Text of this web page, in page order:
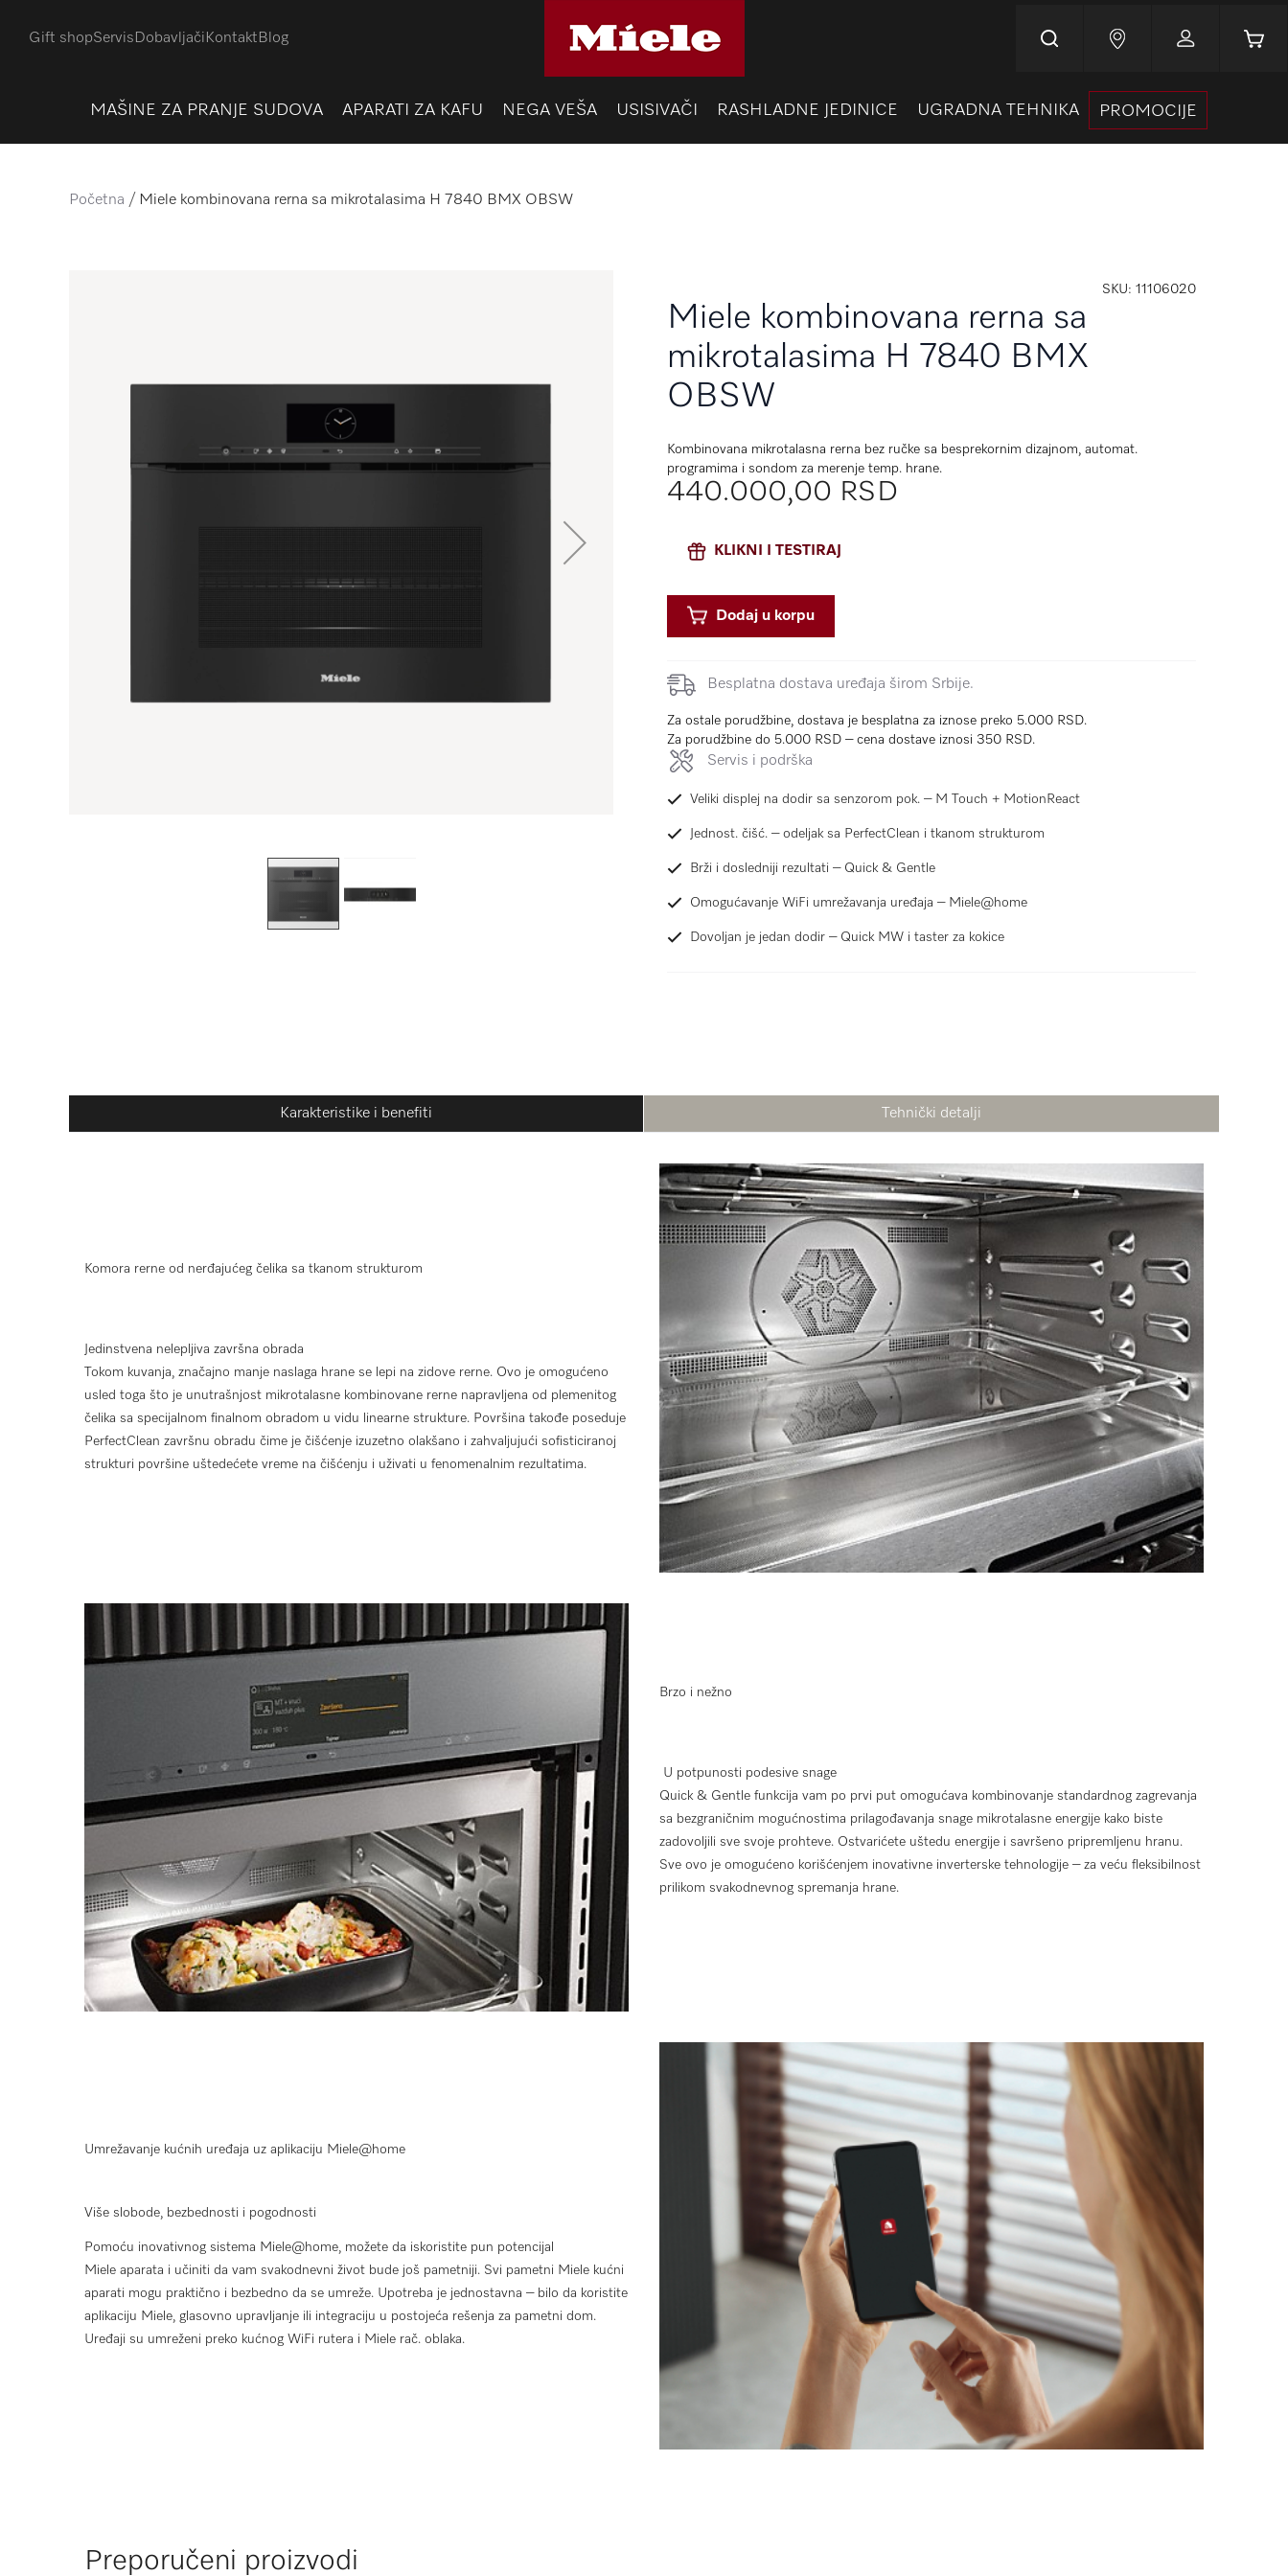
Gift shopServis Dobavljači Kontakt Blog
MAŠINE ZA PRANJE SUDOVA APARATI ZA KAFU NEGA VEŠA USISIVAČI RASHLADNE JEDINICE UGRADNA TEHNIKA PROMOCIJE
Početna Miele kombinovana rerna sa mikrotalasima H 7840 BMX OBSW
SKU 11106020
Miele kombinovana rerna sa
mikrotalasima H 7840 BMX
OBSW
Kombinovana mikrotalasna rerna bez ručke sa besprekornim dizajnom, automat.
programima i sondom za merenje temp. hrane.
440.000,00 RSD
KLIKNI I TESTIRAJ
Dodaj u korpu
Besplatna dostava uređaja širom Srbije.
Za ostale porudžbine, dostava je besplatna za iznose preko 5.000 RSD.
Za porudžbine do 5.000 RSD – cena dostave iznosi 350 RSD.
Servis i podrška
Veliki displej na dodir sa senzorom pok. – M Touch + MotionReact
Jednost. čišć. – odeljak sa PerfectClean i tkanom strukturom
Brži i dosledniji rezultati – Quick & Gentle
Omogućavanje WiFi umrežavanja uređaja – Miele@home
Dovoljan je jedan dodir – Quick MW i taster za kokice
Karakteristike i benefiti Tehnički detalji
Komora rerne od nerđajućeg čelika sa tkanom strukturom
Jedinstvena nelepljiva završna obrada
Tokom kuvanja, značajno manje naslaga hrane se lepi na zidove rerne. Ovo je omogućeno
usled toga što je unutrašnjost mikrotalasne kombinovane rerne napravljena od plemenitog
čelika sa specijalnom finalnom obradom u vidu linearne strukture. Površina takođe poseduje
PerfectClean završnu obradu čime je čišćenje izuzetno olakšano i zahvaljujući sofisticiranoj
strukturi površine uštedećete vreme na čišćenju i uživati u fenomenalnim rezultatima.
Brzo i nežno
U potpunosti podesive snage
Quick & Gentle funkcija vam po prvi put omogućava kombinovanje standardnog zagrevanja
sa bezgraničnim mogućnostima prilagođavanja snage mikrotalasne energije kako biste
zadovoljili sve svoje prohteve. Ostvarićete uštedu energije i savršeno pripremljenu hranu.
Sve ovo je omogućeno korišćenjem inovativne inverterske tehnologije – za veću fleksibilnost
prilikom svakodnevnog spremanja hrane.
Umrežavanje kućnih uređaja uz aplikaciju Miele@home
Više slobode, bezbednosti i pogodnosti
Pomoću inovativnog sistema Miele@home, možete da iskoristite pun potencijal
Miele aparata i učiniti da vam svakodnevni život bude još pametniji. Svi pametni Miele kućni
aparati mogu praktično i bezbedno da se umreže. Upotreba je jednostavna – bilo da koristite
aplikaciju Miele, glasovno upravljanje ili integraciju u postojeća rešenja za pametni dom.
Uređaji su umreženi preko kućnog WiFi rutera i Miele rač. oblaka.
Preporučeni proizvodi